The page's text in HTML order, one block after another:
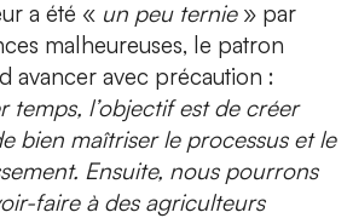
a été « un peu ternie» par
malheureuses, le patron
avancer avec précaution :
temps, l’objectif est de créer
bien maîtriser le processus et le
Ensuite, nous pourrons
faire à des agriculteurs